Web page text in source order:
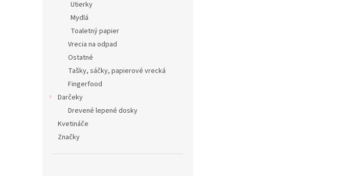
Utierky
Mydlá
Toaletný papier
Vrecia na odpad
Ostatné
Tašky, sáčky, papierové vrecká
Fingerfood
Darčeky
Drevené lepené dosky
Kvetináče
Značky